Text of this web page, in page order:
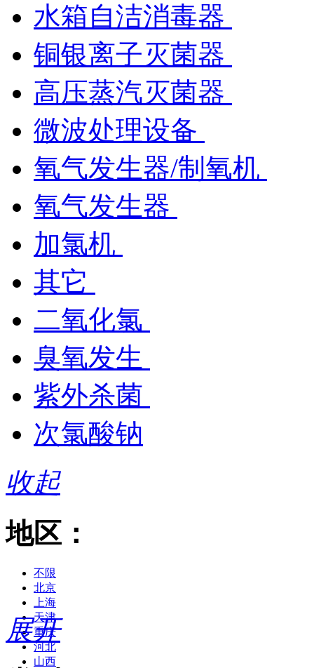
水箱自洁消毒器
铜银离子灭菌器
高压蒸汽灭菌器
微波处理设备
氧气发生器/制氧机
氧气发生器
加氯机
其它
二氧化氯
臭氧发生
紫外杀菌
次氯酸钠
收起
地区：
不限
北京
上海
天津
重庆
河北
山西
展开